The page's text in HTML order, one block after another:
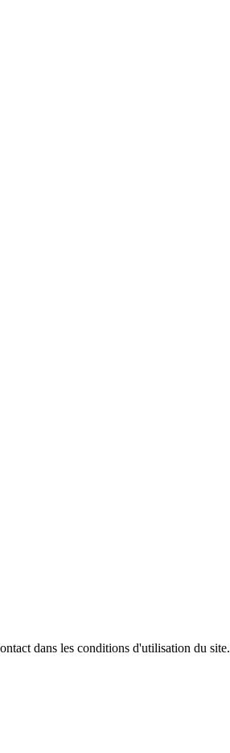
dans les conditions d'utilisation du site.